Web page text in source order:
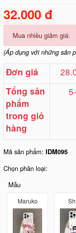
32.000 đ
Mua nhiều giảm giá:
(Áp dụng với những sản
Đơn giá
Tổng sản
phẩm
trong giỏ
hàng
Mã sản phẩm:IDM095
Chọn phân loại:
Mẫu
Maruko